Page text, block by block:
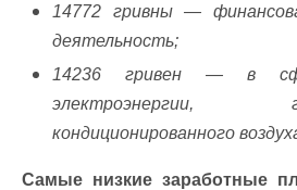
14772 гривны —
деятельность;
14236 гривен — в
кондиционированного
Самые низкие заработные